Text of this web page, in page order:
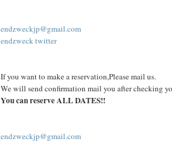
endzweckjp@gmail.com
endzweck twitter
If you want to make a reservation,Please mail us.
We will send confirmation mail you after checking
You can reserve ALL DATES!!
endzweckjp@gmail.com